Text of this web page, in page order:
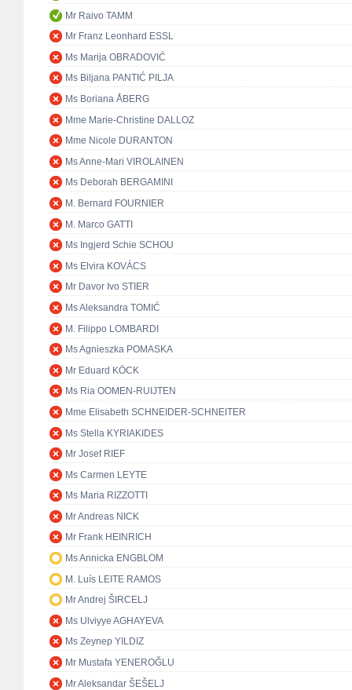
Mr Raivo TAMM
Mr Franz Leonhard ESSL
Ms Marija OBRADOVIĆ
Ms Biljana PANTIĆ PILJA
Ms Boriana ÅBERG
Mme Marie-Christine DALLOZ
Mme Nicole DURANTON
Ms Anne-Mari VIROLAINEN
Ms Deborah BERGAMINI
M. Bernard FOURNIER
M. Marco GATTI
Ms Ingjerd Schie SCHOU
Ms Elvira KOVÁCS
Mr Davor Ivo STIER
Ms Aleksandra TOMIĆ
M. Filippo LOMBARDI
Ms Agnieszka POMASKA
Mr Eduard KÖCK
Ms Ria OOMEN-RUIJTEN
Mme Elisabeth SCHNEIDER-SCHNEITER
Ms Stella KYRIAKIDES
Mr Josef RIEF
Ms Carmen LEYTE
Ms Maria RIZZOTTI
Mr Andreas NICK
Mr Frank HEINRICH
Ms Annicka ENGBLOM
M. Luís LEITE RAMOS
Mr Andrej ŠIRCELJ
Ms Ulviyye AGHAYEVA
Ms Zeynep YILDIZ
Mr Mustafa YENEROĞLU
Mr Aleksandar ŠEŠELJ